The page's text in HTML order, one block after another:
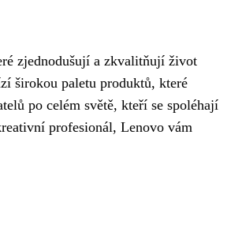
zjednodušují a zkvalitňují život
širokou paletu produktů, které
po celém světě, kteří se spoléhají
profesionál, Lenovo vám